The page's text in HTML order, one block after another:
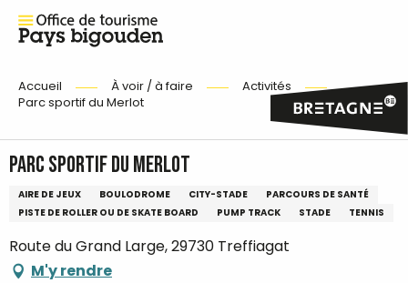
Accueil À voir / à faire
Activités
Parc sportif du Merlot
Parc sportif du Merlot
AIRE DE JEUX BOULODROME CITY-STADE
PARCOURS DE SANTÉ
PISTE DE ROLLER OU DE SKATE BOARD
PUMP TRACK STADE TENNIS
Route du Grand Large, 29730 Treffiagat
M'y rendre